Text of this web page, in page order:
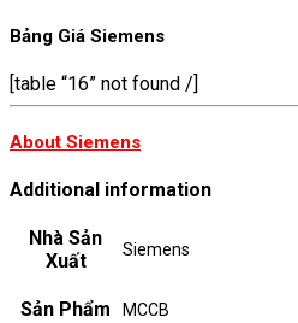
Bảng Giá Siemens
[table “16” not found /]
About Siemens
Additional information
Nhà Sản
Xuất
Siemens
Sản Phẩm MCCB